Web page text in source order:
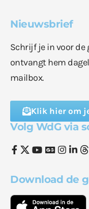
Nieuwsbrief
Schrijf je in voor de
ontvangt hem
mailbox.
Klik hier om
Volg WdG via
Download de